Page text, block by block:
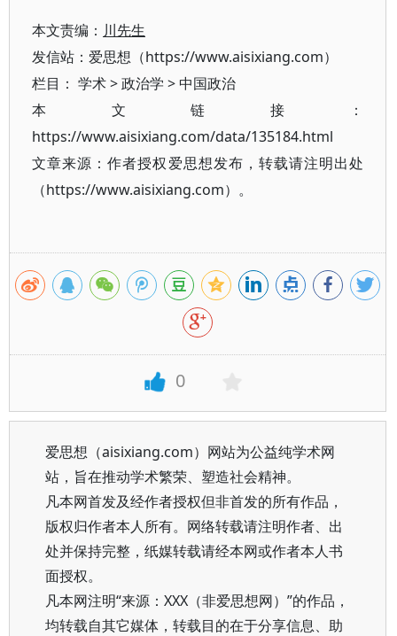
本文责编： 川先生
发信站：爱思想（https://www.aisixiang.com）
栏目： 学术>政治学 >中国政治
本文链接：
https://www.aisixiang.com/data/135184.html
文章来源：作者授权爱思想发布，转载请注明出处
（https://www.aisixiang.com）。
0
爱思想（aisixiang.com）网站为公益纯学术网
站，旨在推动学术繁荣、塑造社会精神。
凡本网首发及经作者授权但非首发的所有作品，
版权归作者本人所有。网络转载请注明作者、出
处并保持完整，纸媒转载请经本网或作者本人书
面授权。
凡本网注明“来源：XXX（非爱思想网）”的作品，
均转载自其它媒体，转载目的在于分享信息、助